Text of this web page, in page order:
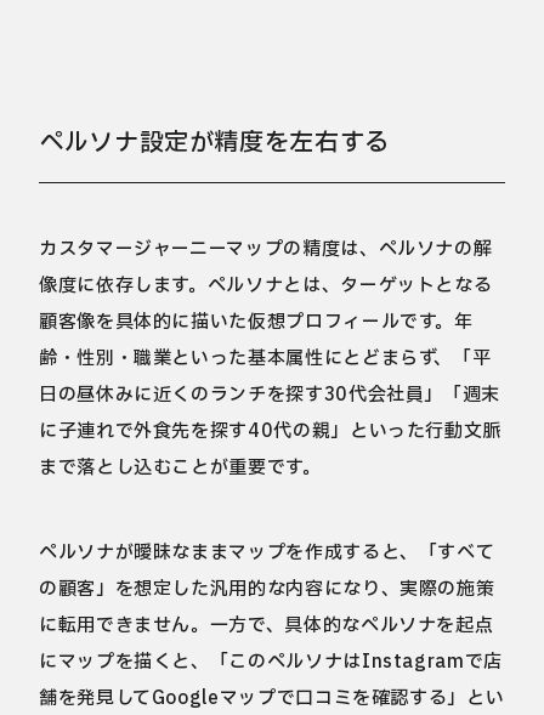
ペルソナ設定が精度を左右する
カスタマージャーニーマップの精度は、ペルソナの解
像度に依存します。ペルソナとは、ターゲットとなる
顧客像を具体的に描いた仮想プロフィールです。年
齢・性別・職業といった基本属性にとどまらず、「平
日の昼休みに近くのランチを探す30代会社員」「週末
に子連れで外食先を探す40代の親」といった行動文脈
まで落とし込むことが重要です。
ペルソナが曖昧なままマップを作成すると、「すべて
の顧客」を想定した汎用的な内容になり、実際の施策
に転用できません。一方で、具体的なペルソナを起点
にマップを描くと、「このペルソナはInstagramで店
舗を発見してGoogleマップで口コミを確認する」とい